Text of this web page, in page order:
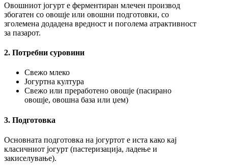
Овошниот јогурт е ферментиран млечен производ
збогатен со овошје или овошни подготовки, со
зголемена додадена вредност и поголема атрактивност
за пазарот.
2. Потребни суровини
Свежо млеко
Јогуртна култура
Свежо или преработено овошје (пасирано
овошје, овошна база или џем)
3. Подготовка
Основната подготовка на јогуртот е иста како кај
класичниот јогурт (пастеризација, ладење и
закиселување).